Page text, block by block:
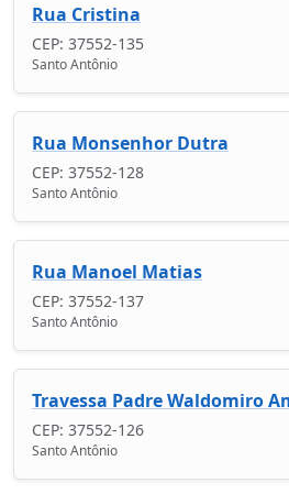
Rua Cristina
CEP: 37552-135
Santo Antônio
Rua Monsenhor Dutra
CEP: 37552-128
Santo Antônio
Rua Manoel Matias
CEP: 37552-137
Santo Antônio
Travessa Padre Waldomiro
CEP: 37552-126
Santo Antônio